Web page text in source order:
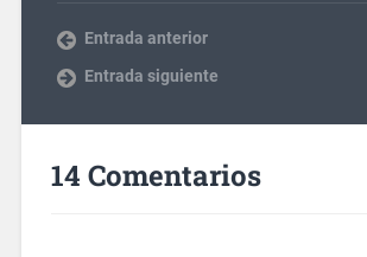
Entrada anterior
Entrada siguiente
14 Comentarios